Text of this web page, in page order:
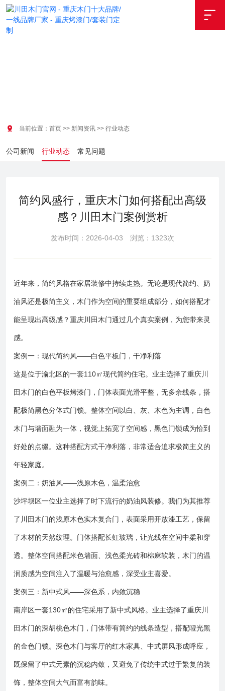

公司新闻 行业动态 常见问题
 当前位置： 首页 >> 新闻资讯 >> 行业动态
简约风盛行，重庆木门如何搭配出高级
感？川田木门案例赏析
发布时间：2026-04-03 浏览：1323次
近年来，简约风格在家居装修中持续走热。无论是现代简约、奶
油风还是极简主义，木门作为空间的重要组成部分，如何搭配才
能呈现出高级感？重庆川田木门通过几个真实案例，为您带来灵
感。
案例一：现代简约风——白色平板门，干净利落
这是位于渝北区的一套110㎡现代简约住宅。业主选择了重庆川
田木门的白色平板烤漆门，门体表面光滑平整，无多余线条，搭
配极简黑色分体式门锁。整体空间以白、灰、木色为主调，白色
木门与墙面融为一体，视觉上拓宽了空间感，黑色门锁成为恰到
好处的点缀。这种搭配方式干净利落，非常适合追求极简主义的
年轻家庭。
案例二：奶油风——浅原木色，温柔治愈
沙坪坝区一位业主选择了时下流行的奶油风装修。我们为其推荐
了川田木门的浅原木色实木复合门，表面采用开放漆工艺，保留
了木材的天然纹理。门体搭配长虹玻璃，让光线在空间中柔和穿
透。整体空间搭配米色墙面、浅色柔光砖和棉麻软装，木门的温
润质感为空间注入了温暖与治愈感，深受业主喜爱。
案例三：新中式风——深色系，内敛沉稳
南岸区一套130㎡的住宅采用了新中式风格。业主选择了重庆川
田木门的深胡桃色木门，门体带有简约的线条造型，搭配哑光黑
的金色门锁。深色木门与客厅的红木家具、中式屏风形成呼应，
既保留了中式元素的沉稳内敛，又避免了传统中式过于繁复的装
饰，整体空间大气而富有韵味。